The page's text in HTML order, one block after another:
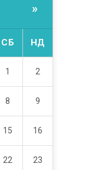
»
СБ НД
1 2
8 9
15 16
22 23